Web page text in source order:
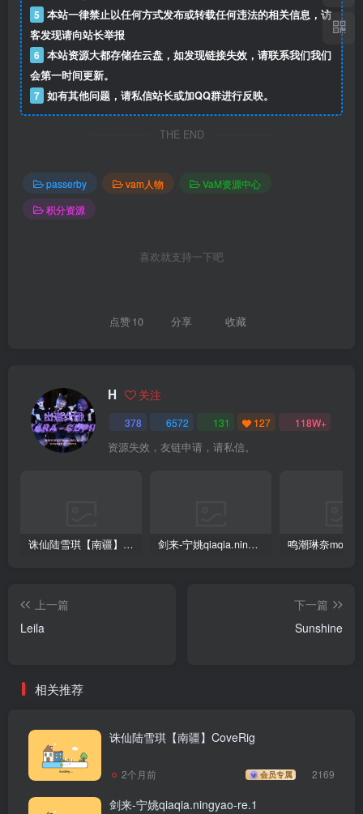
5 本站一律禁止以任何方式发布或转载任何违法的相关信息，访
客发现请向站长举报
6 本站资源大都存储在云盘，如发现链接失效，请联系我们我们
会第一时间更新。
7 如有其他问题，请私信站长或加QQ群进行反映。
THE END
passerby vam人物
VaM资源中心
积分资源
喜欢就支持一下吧
点赞10 分享 收藏
H 关注
378 6572 131 127 118W+
资源失效，友链申请，请私信。
诛仙陆雪琪【南疆】CoveRig 剑来-宁姚qiaqia.ningyao-re.1
上一篇
Leila
下一篇
Sunshine
相关推荐
诛仙陆雪琪【南疆】CoveRig
2个月前 会员专属 2169
剑来-宁姚qiaqia.ningyao-re.1